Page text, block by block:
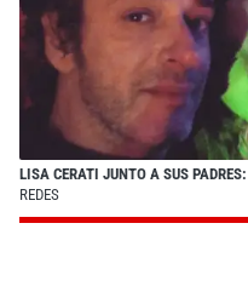
LISA CERATI JUNTO A SUS
REDES